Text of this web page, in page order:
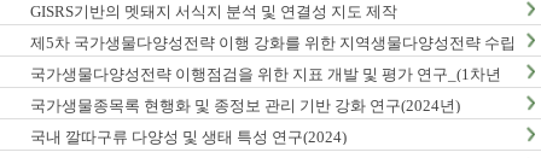
GISRS기반의 멧돼지 서식지 분석 및 연결성 지도 제작
제5차 국가생물다양성전략 이행 강화를 위한 지역생물다양성전략 수립
및 이행 방안 연구
국가생물다양성전략 이행점검을 위한 지표 개발 및 평가 연구_(1차년
도)
국가생물종목록 현행화 및 종정보 관리 기반 강화 연구(2024년)
국내 깔따구류 다양성 및 생태 특성 연구(2024)